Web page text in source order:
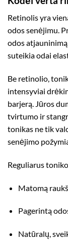
Retinolis yra
odos senėjimu.
odos
suteikia odai
Be retinolio,
intensyviai
barjerą. Jūros
tvirtumo ir
tonikas ne tik
senėjimo
Reguliarus
Matomą
Pagerintą
Natūralų,